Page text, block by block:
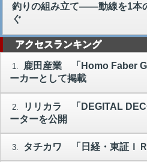
釣りの組み立て――動線を1本
ぐ
アクセスランキング
1.
鹿田産業 「Homo Faber
ーカーとして掲載
2.
リリカラ 「DEGITAL
ーターを公開
3. タチカワ 「日経・東証Ｉ